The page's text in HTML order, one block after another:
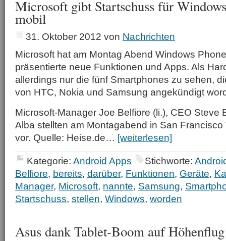
Microsoft gibt Startschuss für
mobil
31. Oktober 2012 von Nachrichten
Microsoft hat am Montag Abend Windows
präsentierte neue Funktionen und Apps. Als
allerdings nur die fünf Smartphones zu sehen,
von HTC, Nokia und Samsung angekündigt
Microsoft-Manager Joe Belfiore (li.), CEO Steve
Alba stellten am Montagabend in San
vor. Quelle: Heise.de… [weiterlesen]
Kategorie: Android Apps Stichworte:
Belfiore, bereits, darüber, Funktionen, Geräte,
Manager, Microsoft, nannte, Samsung,
Startschuss, stellen, Windows, worden
Asus dank Tablet-Boom auf Höhenflug